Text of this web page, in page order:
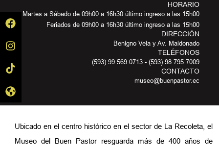
HORARIO
Martes a Sábado de 09h00 a 16h30 último ingreso a las 15h00
Feriados de 09h00 a 16h30 último ingreso a las 15h00
DIRECCIÓN
Benigno Vela y Av. Maldonado
TELÉFONOS
(593) 99 569 0713 - (593) 98 795 7009
CONTACTO
museo@buenpastor.ec
Ubicado en el centro histórico en el sector de La Recoleta, el
Museo del Buen Pastor resguarda más de 400 años de